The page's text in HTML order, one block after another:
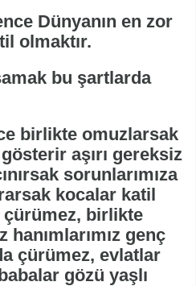
Dünyanın en zor
olmaktır.
bu şartlarda
birlikte omuzlarsak
aşırı gereksiz
sorunlarımıza
kocalar katil
birlikte
hanımlarımız genç
çürümez, evlatlar
gözü yaşlı